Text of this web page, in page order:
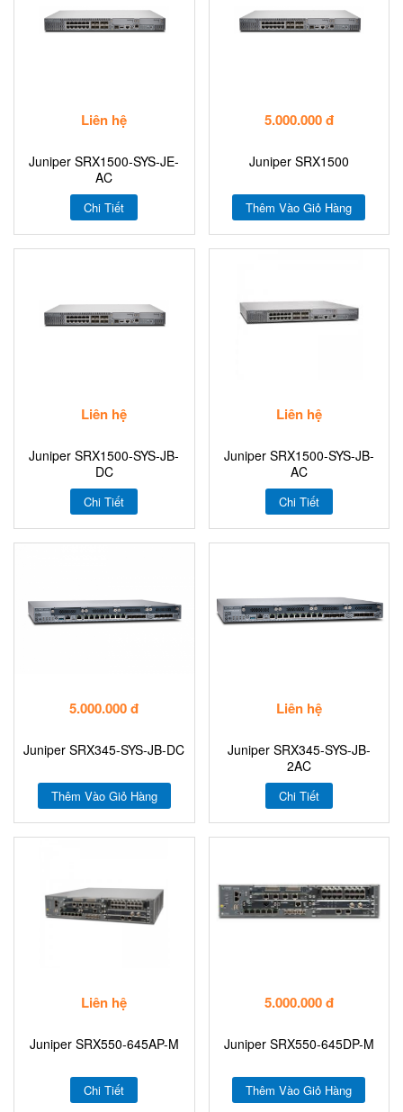
Liên hệ
Juniper SRX1500-SYS-JE-
AC
Chi Tiết
5.000.000 đ
Juniper SRX1500
Thêm Vào Giỏ Hàng
Liên hệ
Juniper SRX1500-SYS-JB-
DC
Chi Tiết
Liên hệ
Juniper SRX1500-SYS-JB-
AC
Chi Tiết
5.000.000 đ
Juniper SRX345-SYS-JB-DC
Thêm Vào Giỏ Hàng
Liên hệ
Juniper SRX345-SYS-JB-
2AC
Chi Tiết
Liên hệ
Juniper SRX550-645AP-M
Chi Tiết
5.000.000 đ
Juniper SRX550-645DP-M
Thêm Vào Giỏ Hàng